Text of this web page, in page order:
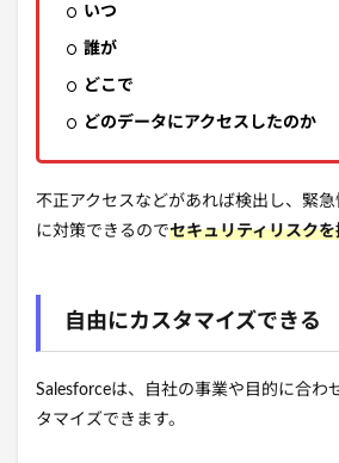
いつ
誰が
どこで
どのデータにアクセスしたのか
不正アクセスなどがあれば検出し、緊
に対策できるのでセキュリティリスク
自由にカスタマイズできる
Salesforceは、自社の事業や目的に合わ
タマイズできます。